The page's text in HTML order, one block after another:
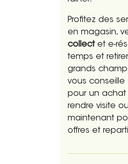
Profitez des
en magasin,
collectet e-
temps et
grands
vous conseille
pour un achat
rendre visite
maintenant
offres et